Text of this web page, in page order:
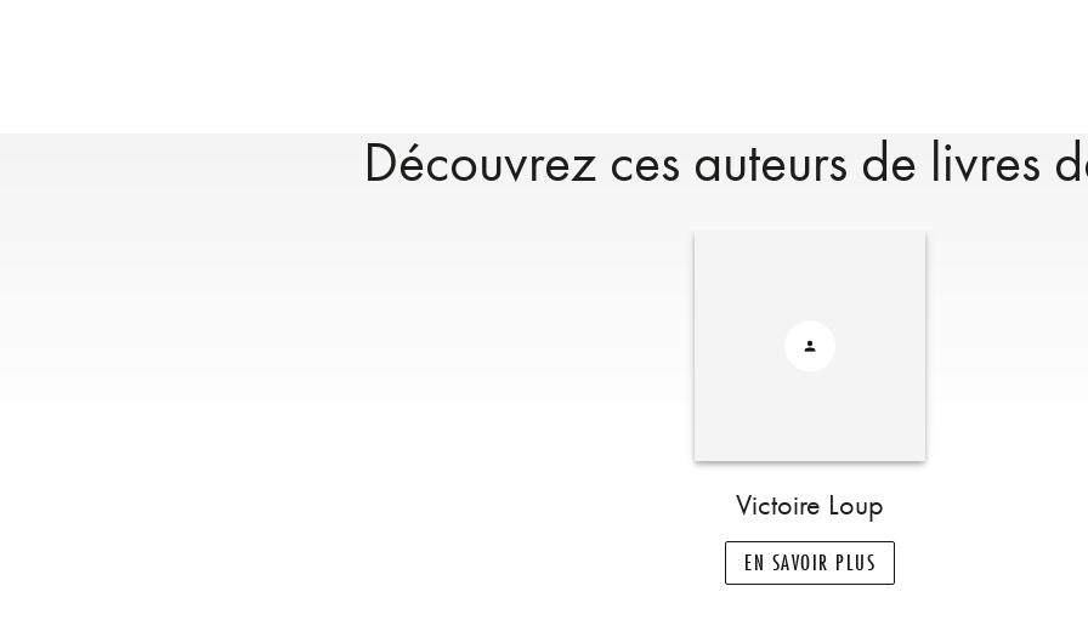
Découvrez ces auteurs de livres
Victoire Loup
EN SAVOIR PLUS